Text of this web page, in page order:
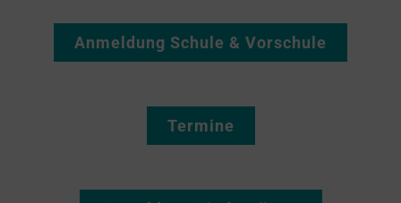
Anmeldung Schule & Vorschule
Termine